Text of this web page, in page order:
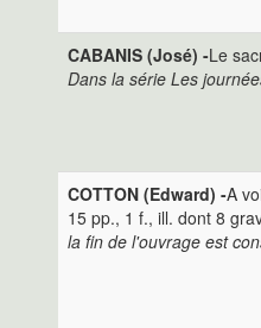
CABANIS (José) -Le
Dans la série Les
COTTON (Edward) -A
15 pp., 1 f., ill. dont 8
la fin de l'ouvrage est